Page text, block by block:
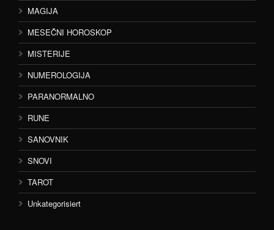
MAGIJA
MESEČNI HOROSKOP
MISTERIJE
NUMEROLOGIJA
PARANORMALNO
RUNE
SANOVNIK
SNOVI
TAROT
Unkategorisiert